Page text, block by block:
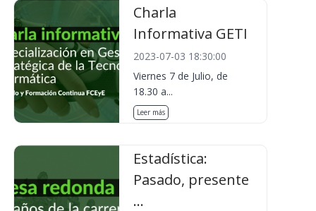
Charla
Informativa GETI
2023-07-03 18:30:00
Viernes 7 de Julio, de
18.30 a...
Leer más
Estadística:
Pasado, presente
...